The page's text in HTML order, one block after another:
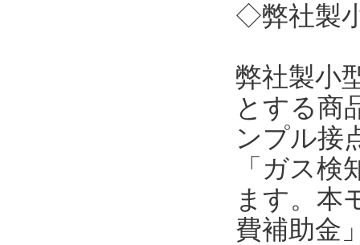
◇弊社製
弊社製小
とする商
ンプル接
「ガス
ます。本
費補助金